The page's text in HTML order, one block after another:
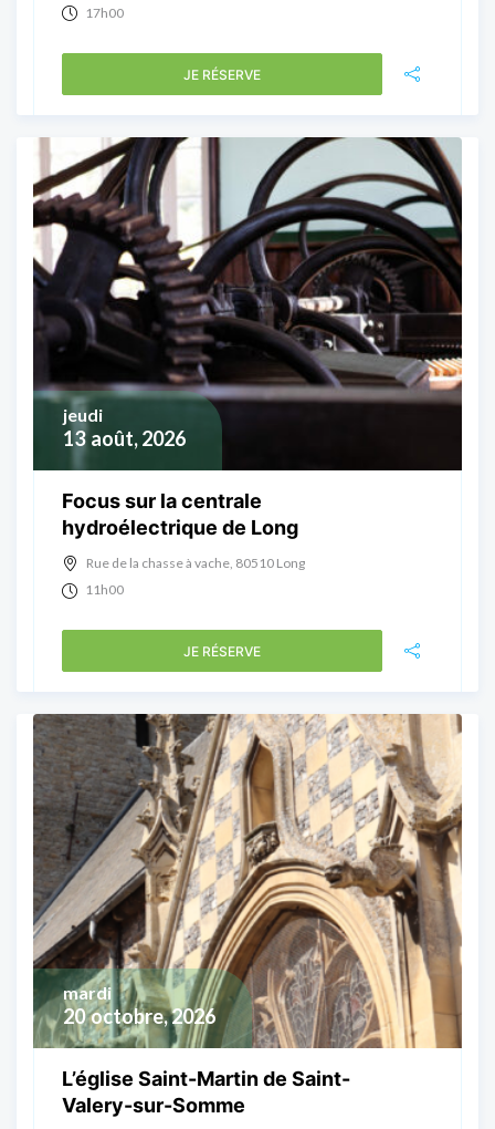
17h00
JE RÉSERVE
13 août, 2026
jeudi
Focus sur la centrale
hydroélectrique de Long
Rue de la chasse à vache, 80510 Long
11h00
JE RÉSERVE
20 octobre, 2026
mardi
L’église Saint-Martin de Saint-
Valery-sur-Somme